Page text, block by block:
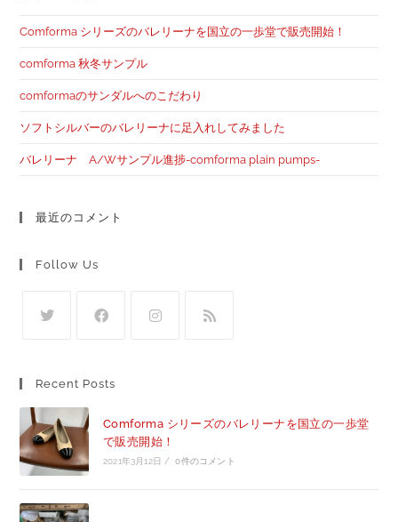
Comforma シリーズのバレリーナを国立の一歩堂で販売開始！
comforma 秋冬サンプル
comformaのサンダルへのこだわり
ソフトシルバーのバレリーナに足入れしてみました
バレリーナ A/Wサンプル進捗-comforma plain pumps-
最近のコメント
Follow Us
Recent Posts
Comforma シリーズのバレリーナを国立の一歩堂
で販売開始！
2021年3月12日 / 0件のコメント